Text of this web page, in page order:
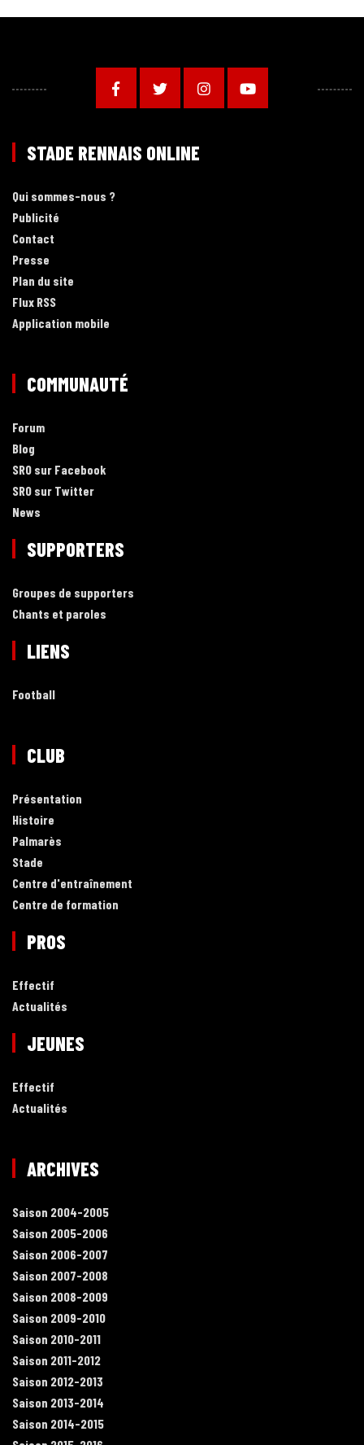
STADE RENNAIS ONLINE
Qui sommes-nous ?
Publicité
Contact
Presse
Plan du site
Flux RSS
Application mobile
COMMUNAUTÉ
Forum
Blog
SRO sur Facebook
SRO sur Twitter
News
SUPPORTERS
Groupes de supporters
Chants et paroles
LIENS
Football
CLUB
Présentation
Histoire
Palmarès
Stade
Centre d'entraînement
Centre de formation
PROS
Effectif
Actualités
JEUNES
Effectif
Actualités
ARCHIVES
Saison 2004-2005
Saison 2005-2006
Saison 2006-2007
Saison 2007-2008
Saison 2008-2009
Saison 2009-2010
Saison 2010-2011
Saison 2011-2012
Saison 2012-2013
Saison 2013-2014
Saison 2014-2015